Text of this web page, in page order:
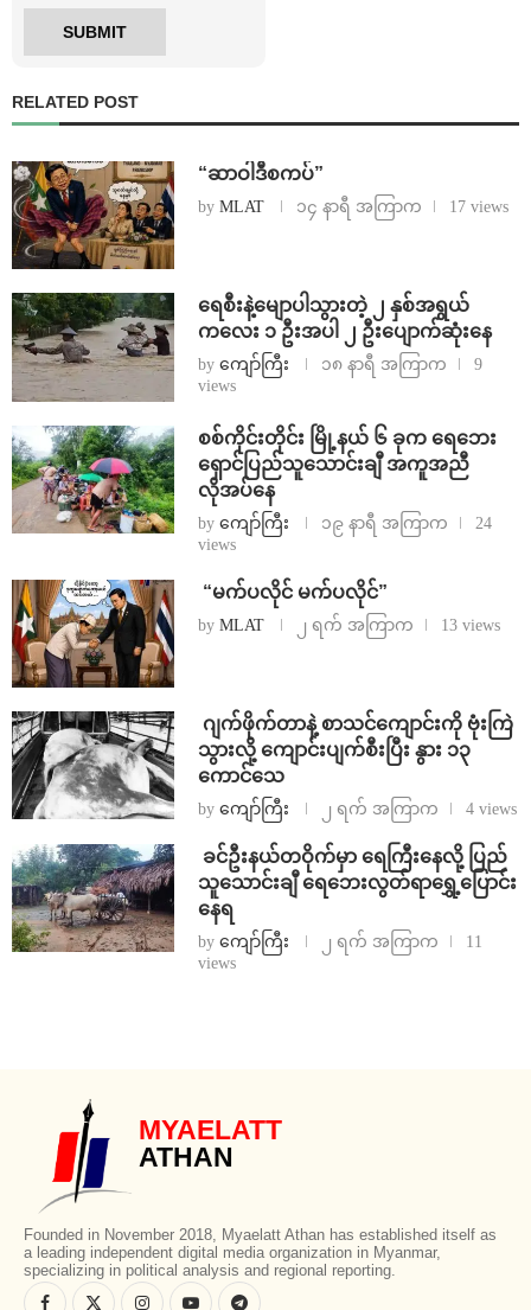
RELATED POST
“ဆာဝါဒီစကပ်”
by MLAT ၁၄ နာရီ အကြာက 17 views
ရေစီးနဲ့မျောပါသွားတဲ့ ၂ နှစ်အရွယ်
ကလေး ၁ ဦးအပါ ၂ ဦးပျောက်ဆုံးနေ
by ကျော်ကြီး ၁၈ နာရီ အကြာက
9
views
စစ်ကိုင်းတိုင်း မြို့နယ် ၆ ခုက ရေဘေး
ရှောင်ပြည်သူသောင်းချီ အကူအညီ
လိုအပ်နေ
by ကျော်ကြီး ၁၉ နာရီ အကြာက
24
views
⁨ ⁨“မက်ပလိုင် မက်ပလိုင်”
by MLAT ၂ ရက် အကြာက 13 views
⁨⁩ ⁨ဂျက်ဖိုက်တာနဲ့ စာသင်ကျောင်းကို ဗုံးကြဲ
သွားလို့ ကျောင်းပျက်စီးပြီး နွား ၁၃
ကောင်သေ
by ကျော်ကြီး ၂ ရက် အကြာက 4 views
⁩ ⁨ခင်ဦးနယ်တဝိုက်မှာ ရေကြီးနေလို့ ပြည်
သူသောင်းချီ ရေဘေးလွတ်ရာရွှေ့ပြောင်း
နေရ
by ကျော်ကြီး ၂ ရက် အကြာက
11
views
MYAELATT
ATHAN
Founded in November 2018, Myaelatt Athan has established itself as
a leading independent digital media organization in Myanmar,
specializing in political analysis and regional reporting.